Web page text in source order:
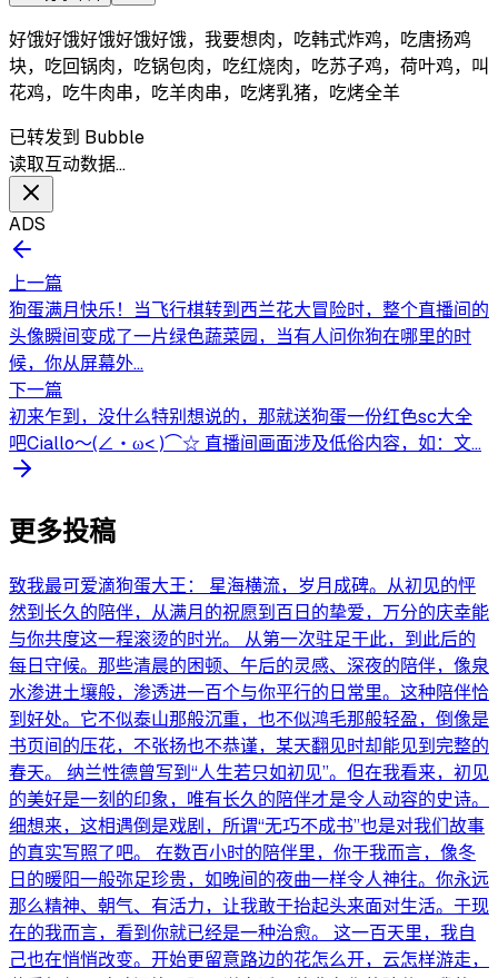
好饿好饿好饿好饿好饿，我要想肉，吃韩式炸鸡，吃唐扬鸡
块，吃回锅肉，吃锅包肉，吃红烧肉，吃苏子鸡，荷叶鸡，叫
花鸡，吃牛肉串，吃羊肉串，吃烤乳猪，吃烤全羊
已转发到 Bubble
读取互动数据…
ADS
上一篇
狗蛋满月快乐！当飞行棋转到西兰花大冒险时，整个直播间的
头像瞬间变成了一片绿色蔬菜园，当有人问你狗在哪里的时
候，你从屏幕外...
下一篇
初来乍到，没什么特别想说的，那就送狗蛋一份红色sc大全
吧Ciallo～(∠・ω< )⌒☆ 直播间画面涉及低俗内容，如：文...
更多投稿
致我最可爱滴狗蛋大王： 星海横流，岁月成碑。从初见的怦
然到长久的陪伴，从满月的祝愿到百日的挚爱，万分的庆幸能
与你共度这一程滚烫的时光。 从第一次驻足于此，到此后的
每日守候。那些清晨的困顿、午后的灵感、深夜的陪伴，像泉
水渗进土壤般，渗透进一百个与你平行的日常里。这种陪伴恰
到好处。它不似泰山那般沉重，也不似鸿毛那般轻盈，倒像是
书页间的压花，不张扬也不恭谨，某天翻见时却能见到完整的
春天。 纳兰性德曾写到“人生若只如初见”。但在我看来，初见
的美好是一刻的印象，唯有长久的陪伴才是令人动容的史诗。
细想来，这相遇倒是戏剧，所谓“无巧不成书”也是对我们故事
的真实写照了吧。 在数百小时的陪伴里，你于我而言，像冬
日的暖阳一般弥足珍贵，如晚间的夜曲一样令人神往。你永远
那么精神、朝气、有活力，让我敢于抬起头来面对生活。于现
在的我而言，看到你就已经是一种治愈。 这一百天里，我自
己也在悄悄改变。开始更留意路边的花怎么开，云怎样游走，